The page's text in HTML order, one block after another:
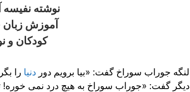
نوشته نفیسه
آموزش زبان
کودکان و
لنگه جوراب سوراخ گفت: «بیا برویم دور دنیا را
دیگر گفت: «جوراب سوراخ به هیچ درد نمی خوره!